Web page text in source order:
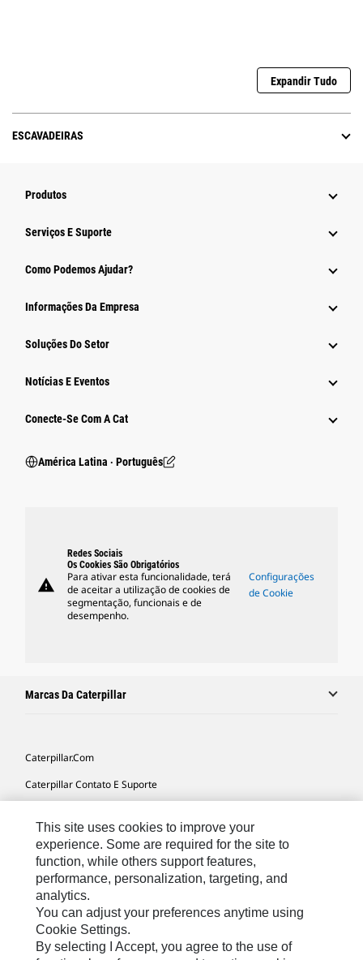
Expandir Tudo
ESCAVADEIRAS
Produtos
Serviços E Suporte
Como Podemos Ajudar?
Informações Da Empresa
Soluções Do Setor
Notícias E Eventos
Conecte-Se Com A Cat
América Latina ‧ Português
warning
Redes Sociais
Os Cookies São Obrigatórios
Para ativar esta funcionalidade, terá
de aceitar a utilização de cookies de
segmentação, funcionais e de
desempenho.
Configurações
de Cookie
Marcas Da Caterpillar
Caterpillar.com
Caterpillar Contato E Suporte
Mapa Do Local
Cookie Settings
Legal
Privacidade
This site uses cookies to improve your
experience. Some are required for the site to
function, while others support features,
performance, personalization, targeting, and
analytics.
You can adjust your preferences anytime using
Cookie Settings.
By selecting I Accept, you agree to the use of